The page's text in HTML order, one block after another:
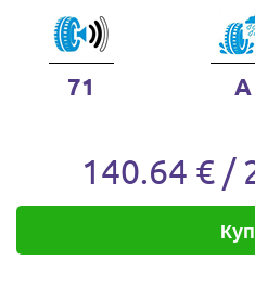
71 A
140.64 € /